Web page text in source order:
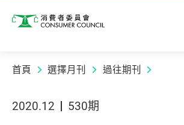
消費者委員會
首頁 選擇月刊 過往期刊
2020.12 530期